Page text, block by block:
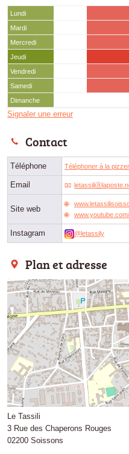
Lundi
Mardi
Mercredi
Jeudi
Vendredi
Samedi
Dimanche
Signaler une erreur
Contact
Téléphone Téléphoner à la
Email
Site web
Instagram @letassily
Plan et adresse
Le Tassili
3 Rue des Chaperons Rouges
02200 Soissons